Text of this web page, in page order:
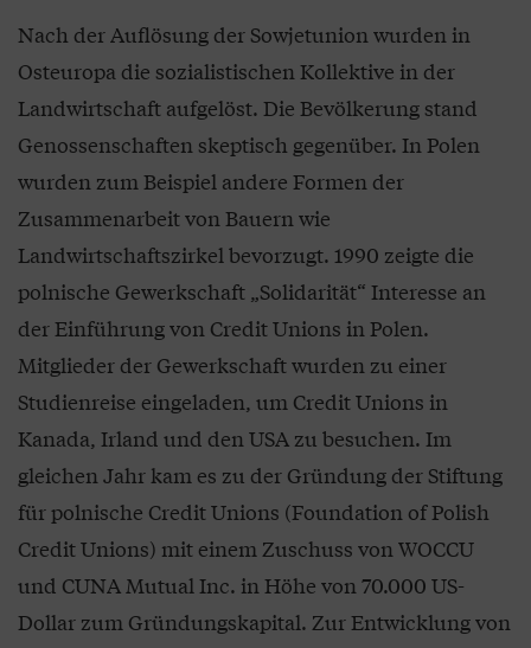
Nach der Auflösung der Sowjetunion wurden in
Osteuropa die sozialistischen Kollektive in der
Landwirtschaft aufgelöst. Die Bevölkerung stand
Genossenschaften skeptisch gegenüber. In Polen
wurden zum Beispiel andere Formen der
Zusammenarbeit von Bauern wie
Landwirtschaftszirkel bevorzugt. 1990 zeigte die
polnische Gewerkschaft „Solidarität“ Interesse an
der Einführung von Credit Unions in Polen.
Mitglieder der Gewerkschaft wurden zu einer
Studienreise eingeladen, um Credit Unions in
Kanada, Irland und den USA zu besuchen. Im
gleichen Jahr kam es zu der Gründung der Stiftung
für polnische Credit Unions (Foundation of Polish
Credit Unions) mit einem Zuschuss von WOCCU
und CUNA Mutual Inc. in Höhe von 70.000 US-
Dollar zum Gründungskapital. Zur Entwicklung von